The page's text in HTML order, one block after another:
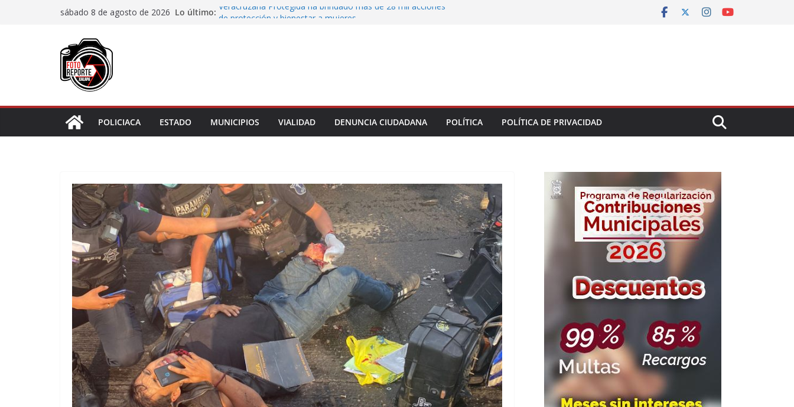
sábado 8 de agosto de 2026 Lo último: Veracruzana Protegida ha brindado más de 28 mil acciones
actividades gratuitas a las familias
POLICIACA
ESTADO MUNICIPIOS VIALIDAD DENUNCIA CIUDADANA POLÍTICA POLÍTICA DE PRIVACIDAD